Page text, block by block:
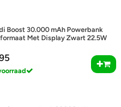
Boost 30.000 mAh Powerbank
Met Display Zwart 22.5W